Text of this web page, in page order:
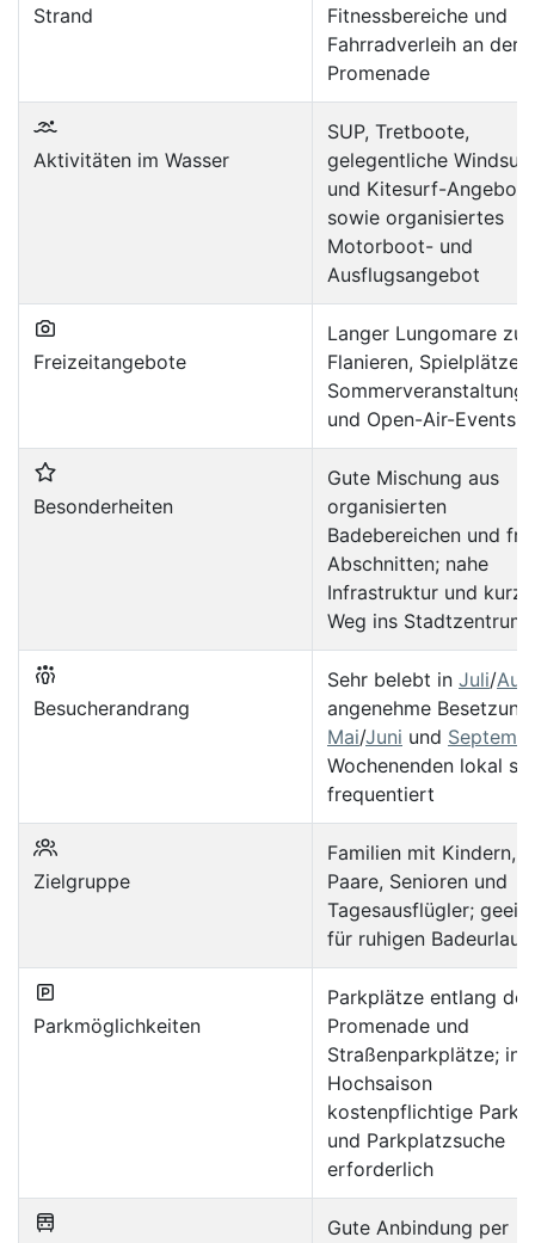
Strand
Fitnessbereiche und
Fahrradverleih an der
Promenade
Aktivitäten im Wasser
SUP, Tretboote,
gelegentliche
und Kitesurf-Angebote
sowie organisiertes
Motorboot- und
Ausflugsangebot
Freizeitangebote
Langer Lungomare
Flanieren, Spielplätze,
und Open-Air-Events
Besonderheiten
Gute Mischung aus
organisierten
Badebereichen und
Abschnitten; nahe
Infrastruktur und
Weg ins Stadtzentrum
Besucherandrang
Sehr belebt in Juli/
angenehme
Mai/Juni und
Wochenenden lokal
frequentiert
Zielgruppe
Familien mit Kindern,
Paare, Senioren und
Tagesausflügler;
für ruhigen Badeurlaub
Parkmöglichkeiten
Parkplätze entlang der
Promenade und
Straßenparkplätze; in
Hochsaison
kostenpflichtige
und Parkplatzsuche
erforderlich
Gute Anbindung per